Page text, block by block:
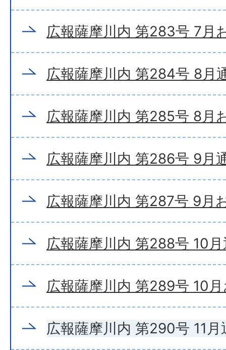
広報薩摩川内 第283号 7月
広報薩摩川内 第284号 8月
広報薩摩川内 第285号 8月
広報薩摩川内 第286号 9月
広報薩摩川内 第287号 9月
広報薩摩川内 第288号 10
広報薩摩川内 第289号 10
広報薩摩川内 第290号 11月